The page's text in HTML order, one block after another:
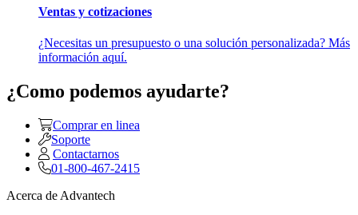
Ventas y cotizaciones
¿Necesitas un presupuesto o una solución personalizada? Más
información aquí.
¿Como podemos ayudarte?
Comprar en linea
Soporte
Contactarnos
01-800-467-2415
Acerca de Advantech